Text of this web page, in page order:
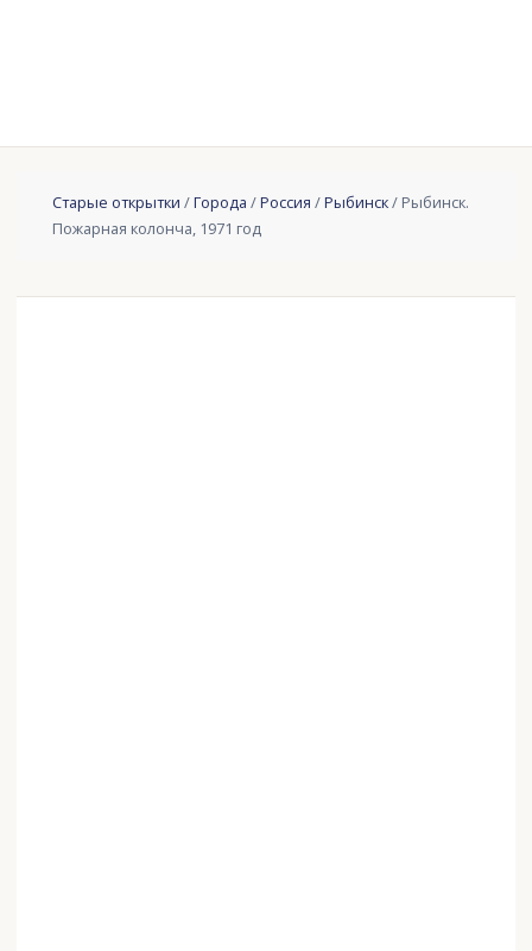
Старые открытки /Города /Россия /Рыбинск/ Рыбинск.
Пожарная колонча, 1971 год